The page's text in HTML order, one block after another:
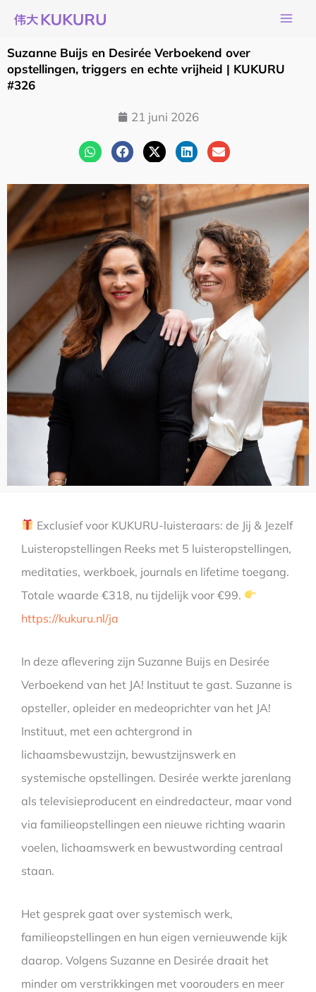
naar
de
inhoud
Suzanne Buijs en Desirée Verboekend over
opstellingen, triggers en echte vrijheid | KUKURU
#326
21 juni 2026
Exclusief voor KUKURU-luisteraars: de Jij & Jezelf
Luisteropstellingen Reeks met 5 luisteropstellingen,
meditaties, werkboek, journals en lifetime toegang.
Totale waarde €318, nu tijdelijk voor €99.
https://kukuru.nl/ja
In deze aflevering zijn Suzanne Buijs en Desirée
Verboekend van het JA! Instituut te gast. Suzanne is
opsteller, opleider en medeoprichter van het JA!
Instituut, met een achtergrond in
lichaamsbewustzijn, bewustzijnswerk en
systemische opstellingen. Desirée werkte jarenlang
als televisieproducent en eindredacteur, maar vond
via familieopstellingen een nieuwe richting waarin
voelen, lichaamswerk en bewustwording centraal
staan.
Het gesprek gaat over systemisch werk,
familieopstellingen en hun eigen vernieuwende kijk
daarop. Volgens Suzanne en Desirée draait het
minder om verstrikkingen met voorouders en meer